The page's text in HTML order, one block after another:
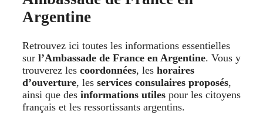
Argentine
Retrouvez ici toutes les informations essentielles
sur l’Ambassade de France en Argentine. Vous y
trouverez les coordonnées, les horaires
d’ouverture, les services consulaires proposés,
ainsi que des informations utiles pour les citoyens
français et les ressortissants argentins.